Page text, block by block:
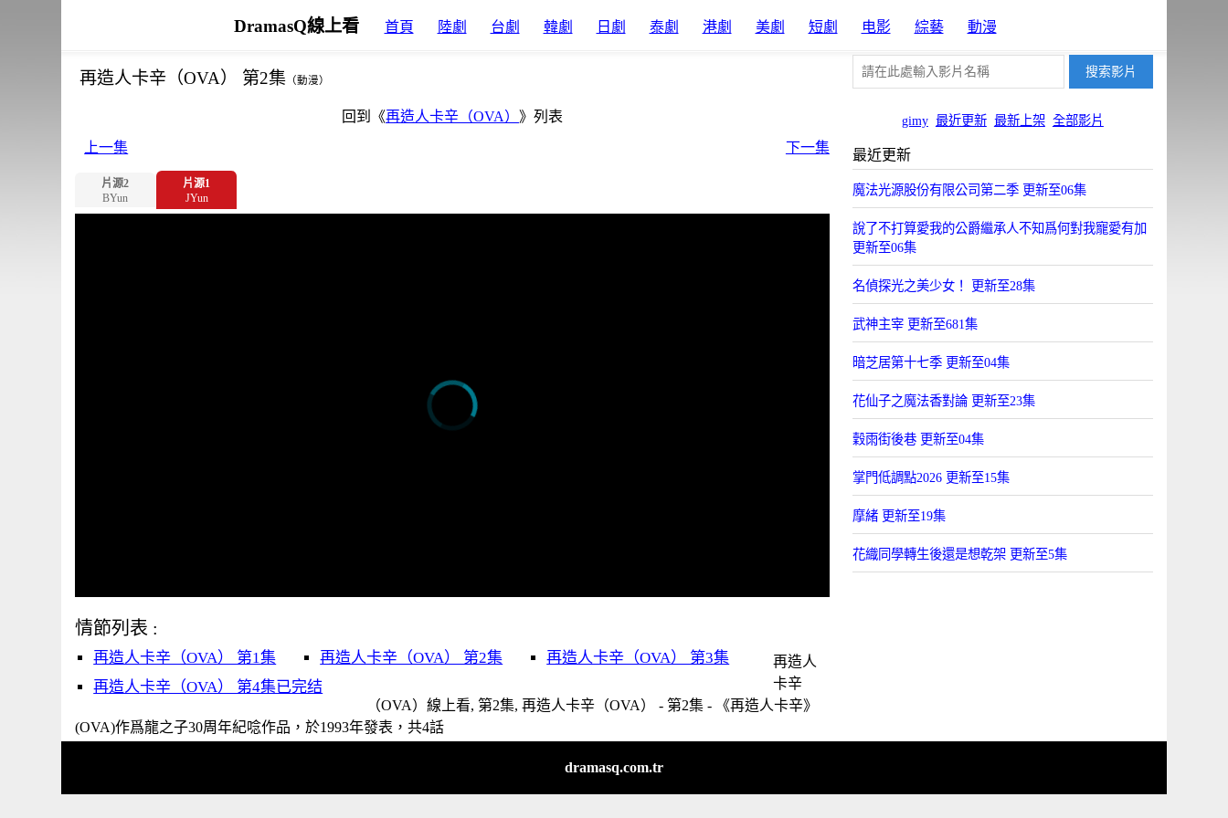
DramasQ線上看 首頁 陸劇 台劇 韓劇 日劇 泰劇 港劇 美劇 短劇 电影 綜藝 動漫
gimy 最近更新 最新上架 全部影片
再造人卡辛（OVA） 第2集 （動漫）
回到《再造人卡辛（OVA） 》列表
上一集
下一集
片源2
BYun
片源1
JYun
情節列表 :
再造人卡辛（OVA） 第1集 再造人卡辛（OVA） 第2集
再造人卡辛（OVA） 第3集
再造人卡辛（OVA） 第4集已完结
再造人
卡辛
（OVA）線上看, 第2集, 再造人卡辛（OVA） - 第2集 - 《再造人卡辛》
(OVA)作爲龍之子30周年紀唸作品，於1993年發表，共4話
最近更新
魔法光源股份有限公司第二季 更新至06集
說了不打算愛我的公爵繼承人不知爲何對我寵愛有加
更新至06集
名偵探光之美少女！ 更新至28集
武神主宰 更新至681集
暗芝居第十七季 更新至04集
花仙子之魔法香對論 更新至23集
穀雨街後巷 更新至04集
掌門低調點2026 更新至15集
摩緒 更新至19集
花織同學轉生後還是想乾架 更新至5集
dramasq.com.tr